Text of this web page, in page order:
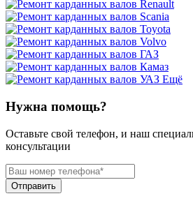
Ещё
Нужна помощь?
Оставьте свой телефон, и наш
консультации
Отправить